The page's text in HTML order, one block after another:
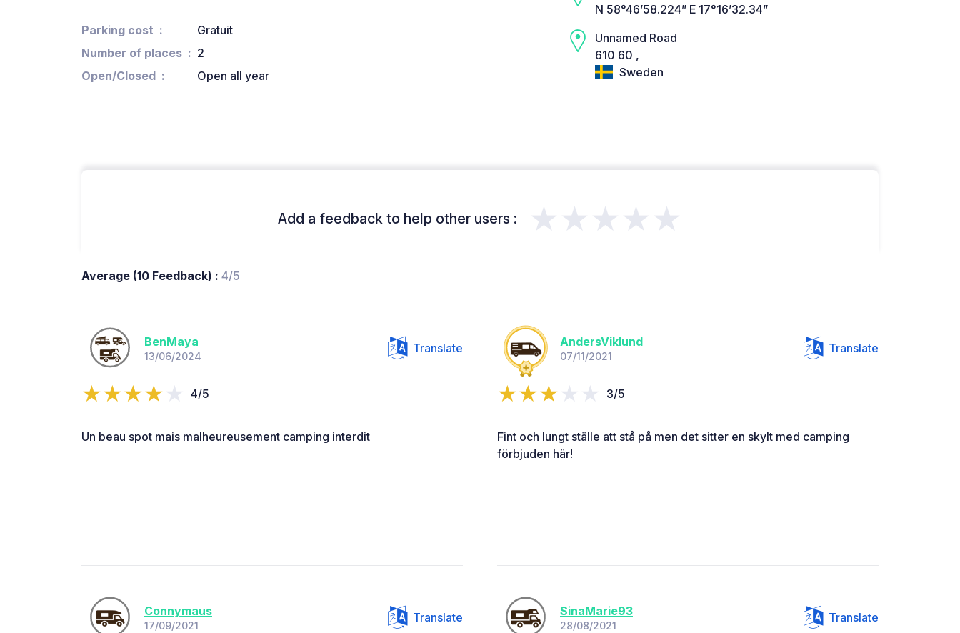
Parking cost
Gratuit
Number of places
2
Open/Closed
Open all year
N 58°46’58.224” E 17°16’32.34”
Unnamed Road
610 60 ,
Sweden
Add a feedback to help other users : ★★★★★
Average (10 Feedback) : 4/5
BenMaya
13/06/2024
Translate
4/5
Un beau spot mais malheureusement camping interdit
AndersViklund
07/11/2021
Translate
3/5
Fint och lungt ställe att stå på men det sitter en skylt med camping
förbjuden här!
Connymaus
17/09/2021
Translate SinaMarie93
28/08/2021
Translate